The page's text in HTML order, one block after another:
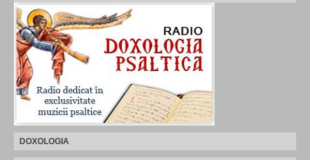
DOXOLOGIA